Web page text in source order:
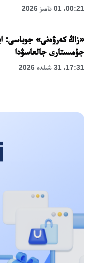
00:21، 01 تامىز 2026
«زاڭ كەرۋەنى» جوباسى:
جۇمىستارى جالعاسۋدا
17:31، 31 شىلدە 2026
جوسپارلانۋدا
اسحات اسىلبەكوۆ: كۇشتى
ابزال دوستيار: دۋمان
مۇمكىن
16:15، 27 شىلدە 2026
وسكەنباي قۇلاتاي ۇلى: